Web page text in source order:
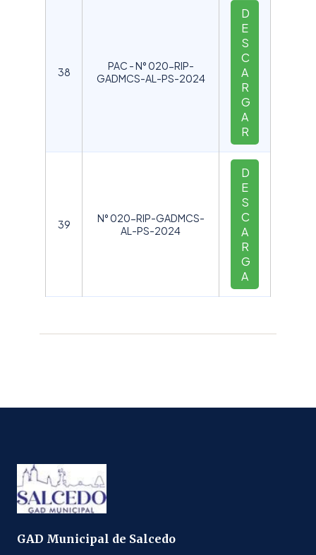
38
PAC - N° 020-RIP-
GADMCS-AL-PS-2024
D
E
S
C
A
R
G
A
R
39
N° 020-RIP-GADMCS-
AL-PS-2024
D
E
S
C
A
R
G
A
GAD Municipal de Salcedo